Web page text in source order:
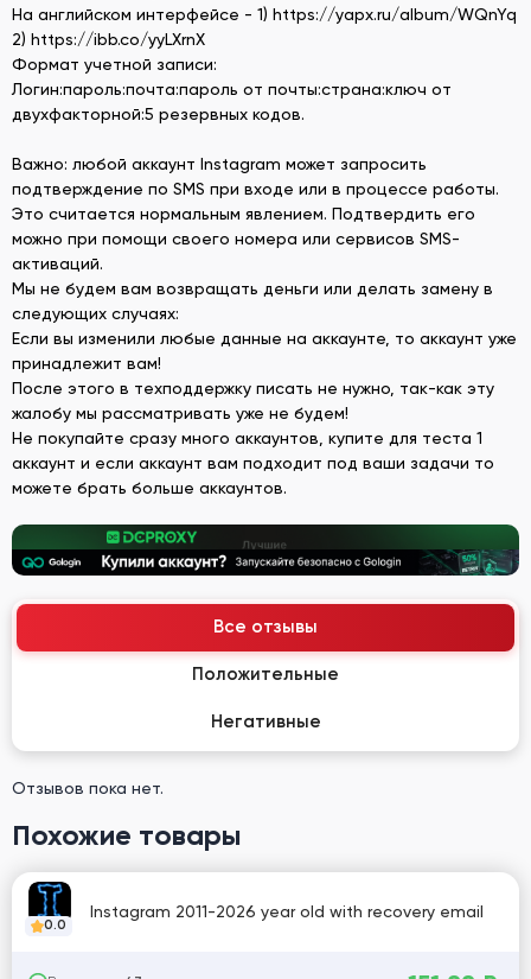
На английском интерфейсе - 1) https://yapx.ru/album/WQnYq
2) https://ibb.co/yyLXrnX
Формат учетной записи:
Логин:пароль:почта:пароль от почты:страна:ключ от
двухфакторной:5 резервных кодов.
Важно: любой аккаунт Instagram может запросить
подтверждение по SMS при входе или в процессе работы.
Это считается нормальным явлением. Подтвердить его
можно при помощи своего номера или сервисов SMS-
активаций.
Мы не будем вам возвращать деньги или делать замену в
следующих случаях:
Если вы изменили любые данные на аккаунте, то аккаунт уже
принадлежит вам!
После этого в техподдержку писать не нужно, так-как эту
жалобу мы рассматривать уже не будем!
Не покупайте сразу много аккаунтов, купите для теста 1
аккаунт и если аккаунт вам подходит под ваши задачи то
можете брать больше аккаунтов.
Все отзывы
Положительные
Негативные
Отзывов пока нет.
Похожие товары
0.0
Instagram 2011-2026 year old with recovery email